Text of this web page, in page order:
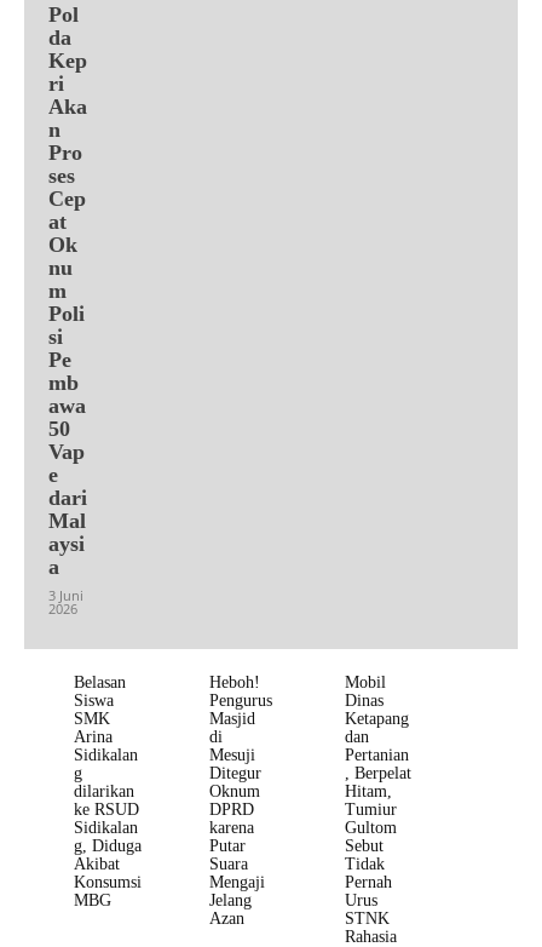
Pol
da
Kep
ri
Aka
n
Pro
ses
Cep
at
Ok
nu
m
Poli
si
Pe
mb
awa
50
Vap
e
dari
Mal
aysi
a
3 Juni
2026
Belasan
Siswa
SMK
Arina
Sidikalan
g
dilarikan
ke RSUD
Sidikalan
g, Diduga
Akibat
Konsumsi
MBG
Heboh!
Pengurus
Masjid
di
Mesuji
Ditegur
Oknum
DPRD
karena
Putar
Suara
Mengaji
Jelang
Azan
Mobil
Dinas
Ketapang
dan
Pertanian
, Berpelat
Hitam,
Tumiur
Gultom
Sebut
Tidak
Pernah
Urus
STNK
Rahasia